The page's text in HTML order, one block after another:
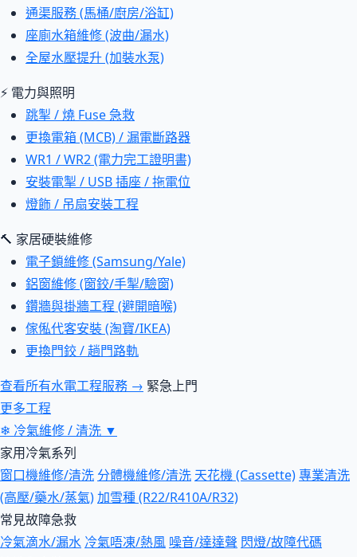
通渠服務 (馬桶/廚房/浴缸)
座廁水箱維修 (波曲/漏水)
全屋水壓提升 (加裝水泵)
⚡ 電力與照明
跳掣 / 燒 Fuse 急救
更換電箱 (MCB) / 漏電斷路器
WR1 / WR2 (電力完工證明書)
安裝電掣 / USB 插座 / 拖電位
燈飾 / 吊扇安裝工程
🔨 家居硬裝維修
電子鎖維修 (Samsung/Yale)
鋁窗維修 (窗鉸/手掣/驗窗)
鑽牆與掛牆工程 (避開暗喉)
傢俬代客安裝 (淘寶/IKEA)
更換門鉸 / 趟門路軌
查看所有水電工程服務 → 緊急上門
更多工程
❄ 冷氣維修 / 清洗 ▼
家用冷氣系列
窗口機維修/清洗 分體機維修/清洗 天花機 (Cassette)專業清洗
(高壓/藥水/蒸氣)加雪種 (R22/R410A/R32)
常見故障急救
冷氣滴水/漏水 冷氣唔凍/熱風 噪音/達達聲 閃燈/故障代碼